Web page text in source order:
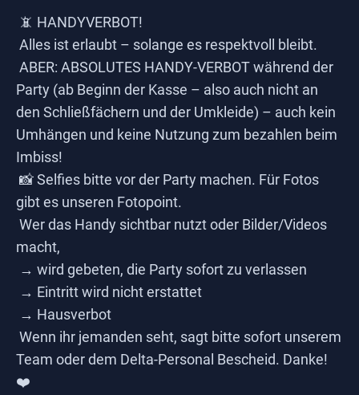
📵 HANDYVERBOT!
Alles ist erlaubt – solange es respektvoll bleibt.
ABER: ABSOLUTES HANDY-VERBOT während der
Party (ab Beginn der Kasse – also auch nicht an
den Schließfächern und der Umkleide) – auch kein
Umhängen und keine Nutzung zum bezahlen beim
Imbiss!
📸 Selfies bitte vor der Party machen. Für Fotos
gibt es unseren Fotopoint.
Wer das Handy sichtbar nutzt oder Bilder/Videos
macht,
→ wird gebeten, die Party sofort zu verlassen
→ Eintritt wird nicht erstattet
→ Hausverbot
Wenn ihr jemanden seht, sagt bitte sofort unserem
Team oder dem Delta-Personal Bescheid. Danke!
❤️